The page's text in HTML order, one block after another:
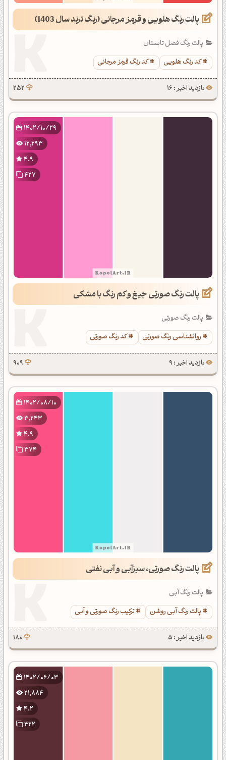
پالت رنگ هلویی و قرمز مرجانی (رنگ ترند سال 1403)
پالت رنگ فصل تابستان
کد رنگ هلویی
کد رنگ قرمز مرجانی
بازدید اخیر : 16 252
1402/10/29
12,293
4.9
427
پالت رنگ صورتی جیغ و کم رنگ با مشکی
پالت رنگ صورتی
روانشناسی رنگ صورتی
کد رنگ صورتی
بازدید اخیر : 9 909
1402/08/10
3,243
4.9
374
پالت رنگ صورتی، سبزآبی و آبی نفتی
پالت رنگ آبی
پالت رنگ آبی روشن
ترکیب رنگ صورتی و آبی
بازدید اخیر : 5 180
1402/06/03
21,884
4.2
422